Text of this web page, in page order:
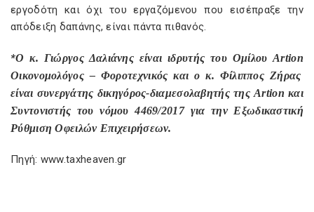
εργοδότη και όχι του εργαζόμενου που εισέπραξε την
απόδειξη δαπάνης, είναι πάντα πιθανός.
*O κ. Γιώργος Δαλιάνης είναι ιδρυτής του ΟμίλουArtion
Οικονομολόγος – Φοροτεχνικός και ο κ. Φίλιππος Ζήρας
είναι συνεργάτης δικηγόρος-διαμεσολαβητής τηςArtion και
Συντονιστής του νόμου 4469/2017 για την Εξωδικαστική
Ρύθμιση Οφειλών Επιχειρήσεων.
Πηγή: www.taxheaven.gr